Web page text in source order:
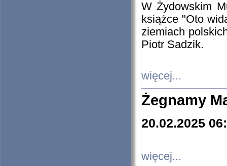
W Żydowskim
książce "Oto
ziemiach
Piotr Sadzik.
więcej...
Żegnamy
20.02.2025
więcej...